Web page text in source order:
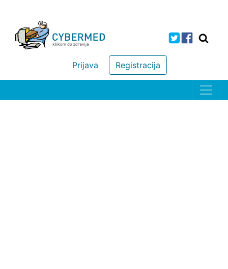
Registracija
Prijava